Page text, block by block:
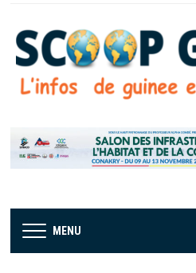
MENU